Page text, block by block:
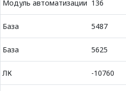
Модуль автоматизации 136
База 5487
База 5625
ЛК -10760